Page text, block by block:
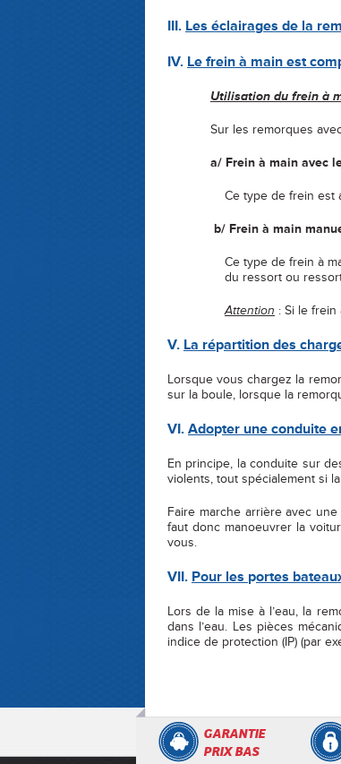
III. Les éclairages de la
IV. Le frein à main est
Utilisation du frein à
Sur les remorques avec
a/ Frein à main avec
Ce type de frein est activé
b/ Frein à main
Ce type de frein à main
du ressort ou ressort
Attention : Si le
V. La répartition des charg
Lorsque vous chargez la
sur la boule, lorsque la
VI. Adopter une conduite
En principe, la conduite sur
violents, tout spécialement si
Faire marche arrière avec
faut donc manoeuvrer la
vous.
VII. Pour les portes
Lors de la mise à l’eau, la
dans l’eau. Les pièces
indice de protection (IP) (par
GARANTIE
PRIX BAS